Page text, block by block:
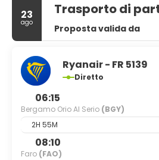
23
ago
Trasporto di
Proposta valida da
Ryanair - FR 5139
Diretto
06:15
Bergamo Orio Al Serio (BGY)
2H 55M
08:10
Faro (FAO)